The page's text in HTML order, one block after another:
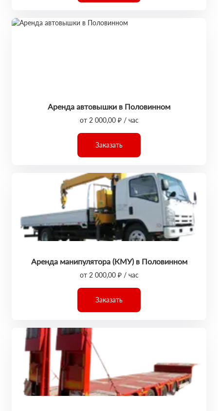
Аренда автовышки в Половинном
от 2 000,00 ₽ / час
Заказать
Аренда манипулятора (КМУ) в Половинном
от 2 000,00 ₽ / час
Заказать